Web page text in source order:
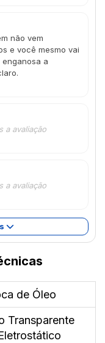
não vem
e você mesmo vai
a
a avaliação
a avaliação
de Óleo
Transparente